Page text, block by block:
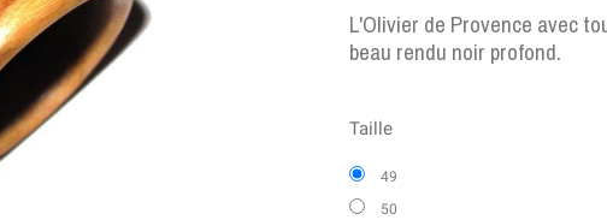
L'Olivier de Provence avec
beau rendu noir profond.
Taille
49
50